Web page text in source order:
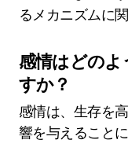
きた方法を反映
高めます。社会
配偶者選択に不
力、競争を含み
偶者の好みが含
ます。これらの